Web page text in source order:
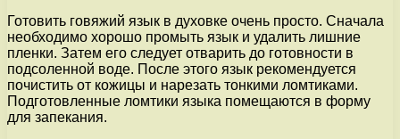
Готовить говяжий язык в духовке очень просто. Сначала
необходимо хорошо промыть язык и удалить лишние
пленки. Затем его следует отварить до готовности в
подсоленной воде. После этого язык рекомендуется
почистить от кожицы и нарезать тонкими ломтиками.
Подготовленные ломтики языка помещаются в форму
для запекания.